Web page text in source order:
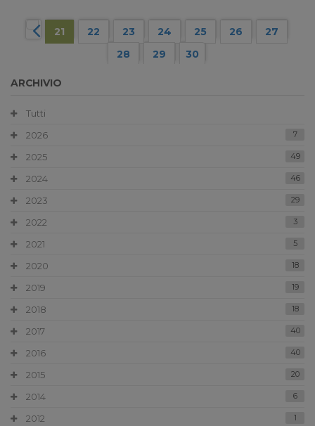
21 22 23 24 25 26
27
28
29 30
ARCHIVIO
Tutti
2026
7
2025 49
2024 46
2023 29
2022 3
2021 5
2020 18
2019 19
2018 18
2017 40
2016 40
2015 20
2014 6
2012 1